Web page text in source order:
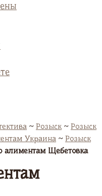
~ Розыск~ Розыск
Украина ~ Розыск
алиментам Щебетовка